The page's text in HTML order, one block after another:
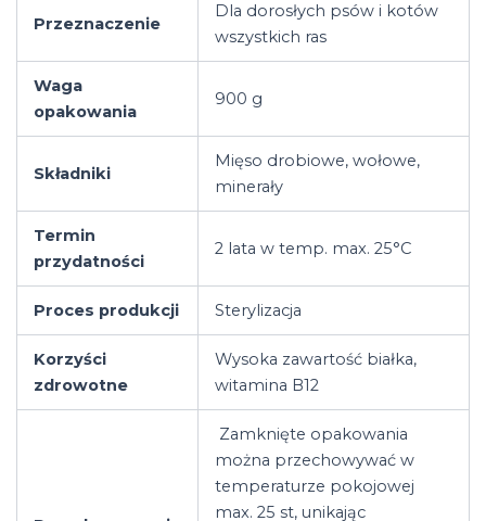
Przeznaczenie
Dla dorosłych psów i kotów
wszystkich ras
Waga
opakowania
900 g
Składniki
Mięso drobiowe, wołowe,
minerały
Termin
przydatności
2 lata w temp. max. 25°C
Proces produkcji Sterylizacja
Korzyści
zdrowotne
Wysoka zawartość białka,
witamina B12
Zamknięte opakowania
można przechowywać w
temperaturze pokojowej
max. 25 st, unikając